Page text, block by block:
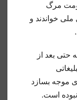
مرگ
ملی خواندند و
حتی بعد از
موجه بسازد
است.